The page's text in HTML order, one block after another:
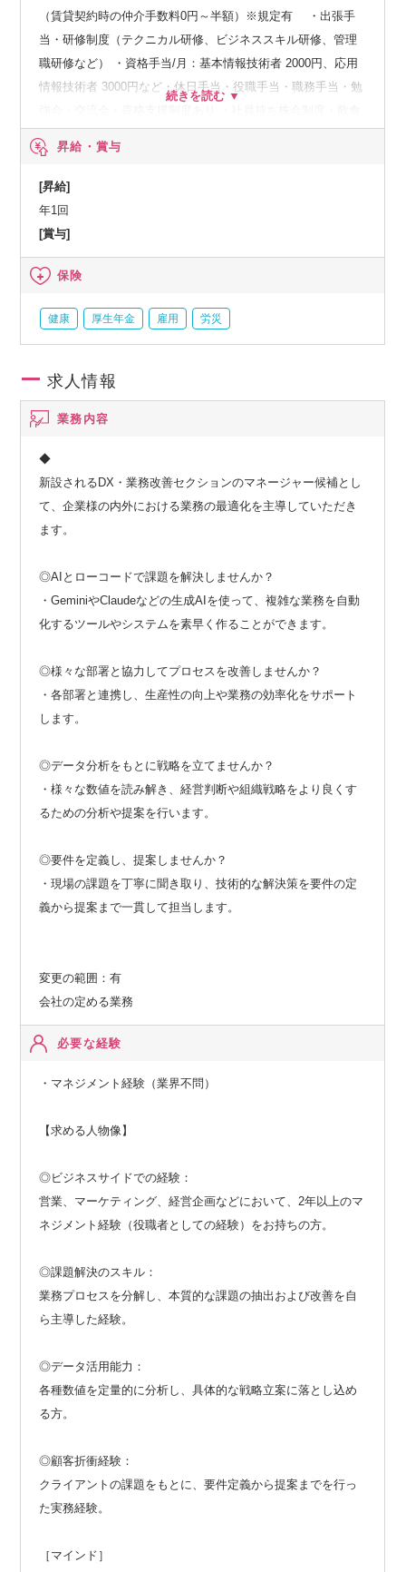
（賃貸契約時の仲介手数料0円～半額）※規定有 ・出張手
当・研修制度（テクニカル研修、ビジネススキル研修、管理
職研修など） ・資格手当/月：基本情報技術者 2000円、応用
情報技術者 3000円など・休日手当・役職手当・職務手当・勉
可・オンライン学習サービス「Schoo」・退職金制度・GOO
YA食堂
昇給・賞与
[昇給]
年1回
[賞与]
保険
健康 厚生年金 雇用 労災
求人情報
業務内容
◆
新設されるDX・業務改善セクションのマネージャー候補とし
て、企業様の内外における業務の最適化を主導していただき
ます。
◎AIとローコードで課題を解決しませんか？
・GeminiやClaudeなどの生成AIを使って、複雑な業務を自動
化するツールやシステムを素早く作ることができます。
◎様々な部署と協力してプロセスを改善しませんか？
・各部署と連携し、生産性の向上や業務の効率化をサポート
します。
◎データ分析をもとに戦略を立てませんか？
・様々な数値を読み解き、経営判断や組織戦略をより良くす
るための分析や提案を行います。
◎要件を定義し、提案しませんか？
・現場の課題を丁寧に聞き取り、技術的な解決策を要件の定
義から提案まで一貫して担当します。
変更の範囲：有
会社の定める業務
必要な経験
・マネジメント経験（業界不問）
【求める人物像】
◎ビジネスサイドでの経験：
営業、マーケティング、経営企画などにおいて、2年以上のマ
ネジメント経験（役職者としての経験）をお持ちの方。
◎課題解決のスキル：
業務プロセスを分解し、本質的な課題の抽出および改善を自
ら主導した経験。
◎データ活用能力：
各種数値を定量的に分析し、具体的な戦略立案に落とし込め
る方。
◎顧客折衝経験：
クライアントの課題をもとに、要件定義から提案までを行っ
た実務経験。
［マインド］